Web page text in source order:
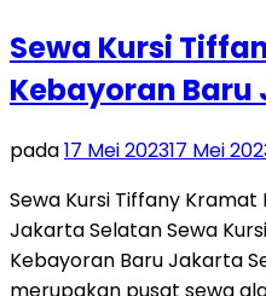
Sewa Kursi
Kebayoran
pada17 Mei 202317 Mei
Sewa Kursi Tiffany
Jakarta Selatan Sewa
Kebayoran Baru Jakarta